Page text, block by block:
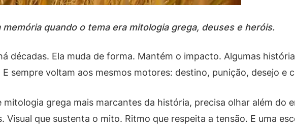
quando o tema era mitologia grega, deuses e heróis.
décadas. Ela muda de forma. Mantém o impacto. Algumas
sempre voltam aos mesmos motores: destino, punição, desejo e
grega mais marcantes da história, precisa olhar além do
Visual que sustenta o mito. Ritmo que respeita a tensão. E uma